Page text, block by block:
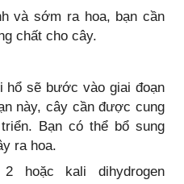
và sớm ra hoa, bạn cần
chất cho cây.
hổ sẽ bước vào giai đoạn
này, cây cần được cung
Bạn có thể bổ sung
ra hoa.
2 hoặc kali dihydrogen